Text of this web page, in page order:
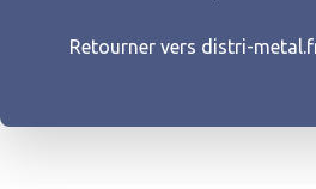
Retourner vers distri-